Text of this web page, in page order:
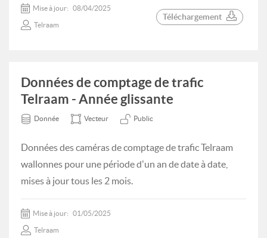
Mise à jour: 08/04/2025
Telraam
Téléchargement
Données de comptage de trafic
Telraam - Année glissante
Donnée Vecteur Public
Données des caméras de comptage de trafic Telraam
wallonnes pour une période d'un an de date à date,
mises à jour tous les 2 mois.
Mise à jour: 01/05/2025
Telraam